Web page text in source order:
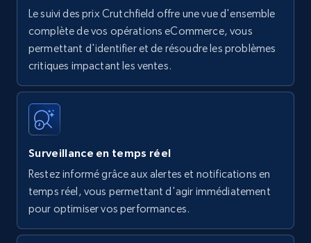
Le suivi des prix Crutchfield offre une vue d'ensemble
complète de vos opérations eCommerce, vous
permettant d'identifier et de résoudre les problèmes
critiques impactant les ventes.
Surveillance en temps réel
Restez informé grâce aux alertes et notifications en
temps réel, vous permettant d'agir immédiatement
pour optimiser vos performances.